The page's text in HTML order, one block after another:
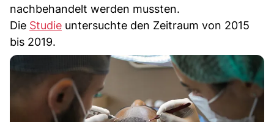
nachbehandelt werden mussten.
Die Studie untersuchte den Zeitraum von 2015
bis 2019.